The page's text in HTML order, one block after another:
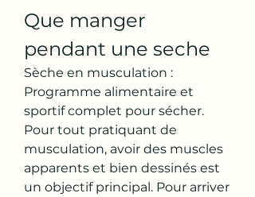
Que manger
pendant une seche
Sèche en musculation :
Programme alimentaire et
sportif complet pour sécher.
Pour tout pratiquant de
musculation, avoir des muscles
apparents et bien dessinés est
un objectif principal. Pour arriver